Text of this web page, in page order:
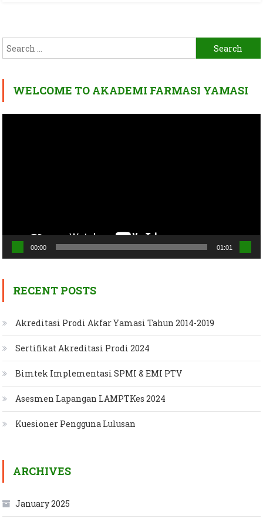
Search
for:
WELCOME TO AKADEMI FARMASI YAMASI
00:00 01:01
RECENT POSTS
Akreditasi Prodi Akfar Yamasi Tahun 2014-2019
Sertifikat Akreditasi Prodi 2024
Bimtek Implementasi SPMI & EMI PTV
Asesmen Lapangan LAMPTKes 2024
Kuesioner Pengguna Lulusan
ARCHIVES
January 2025